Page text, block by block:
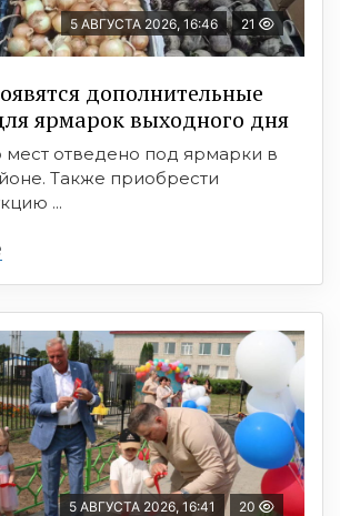
5 АВГУСТА 2026, 16:46 21
дополнительные
ярмарок выходного дня
мест отведено под ярмарки в
Также приобрести
...
5 АВГУСТА 2026, 16:41 20